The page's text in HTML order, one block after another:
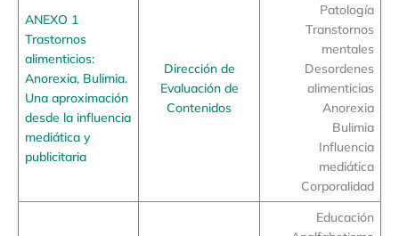
ANEXO 1
Trastornos
alimenticios:
Anorexia, Bulimia.
Una aproximación
desde la influencia
mediática y
publicitaria
Dirección de
Evaluación de
Contenidos
Patología
Transtornos
mentales
Desordenes
alimenticias
Anorexia
Bulimia
Influencia
mediática
Corporalidad
Educación